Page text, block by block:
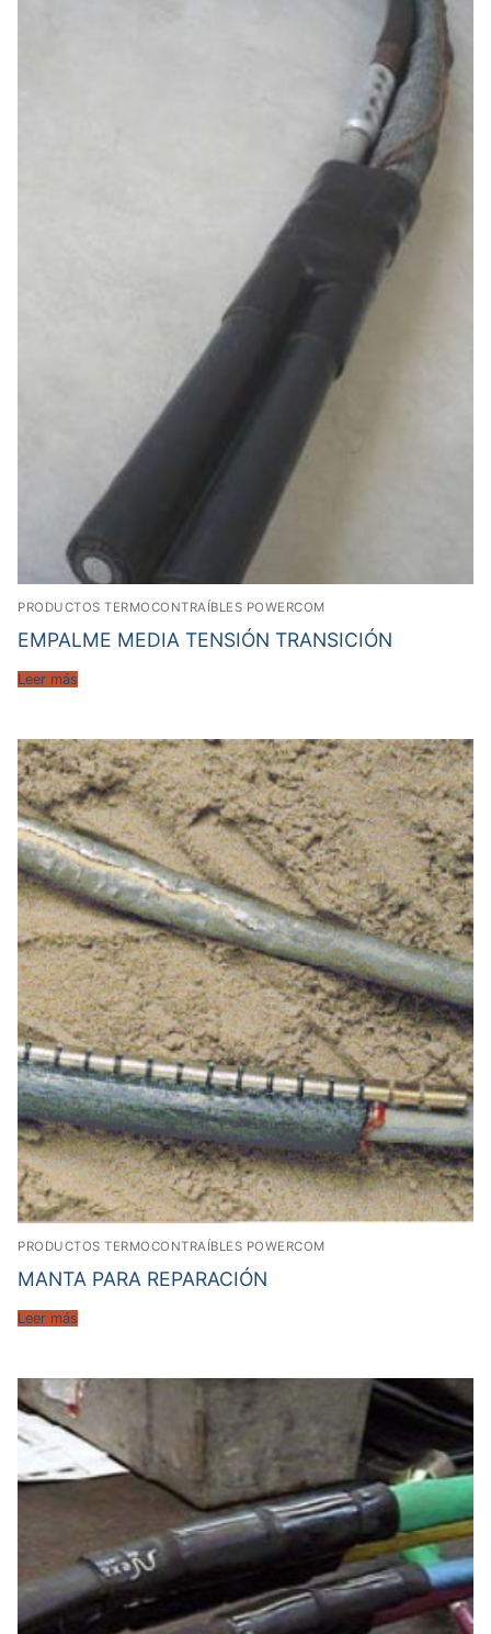
PRODUCTOS TERMOCONTRAÍBLES POWERCOM
EMPALME MEDIA TENSIÓN TRANSICIÓN
Leer más
PRODUCTOS TERMOCONTRAÍBLES POWERCOM
MANTA PARA REPARACIÓN
Leer más